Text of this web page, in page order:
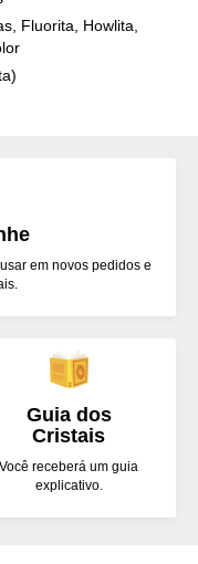
Fluorita, Howlita,
em novos pedidos e
Guia dos
Cristais
Você receberá um guia
explicativo.